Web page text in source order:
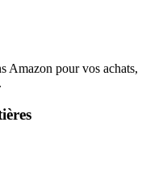
Amazon pour vos achats,